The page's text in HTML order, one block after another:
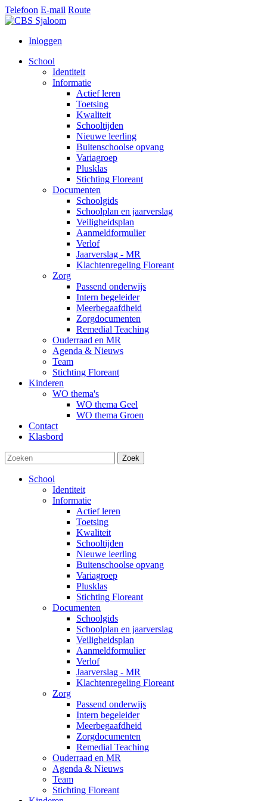
Telefoon E-mail Route
Inloggen
School
Identiteit
Informatie
Actief leren
Toetsing
Kwaliteit
Schooltijden
Nieuwe leerling
Buitenschoolse opvang
Variagroep
Plusklas
Stichting Floreant
Documenten
Schoolgids
Schoolplan en jaarverslag
Veiligheidsplan
Aanmeldformulier
Verlof
Jaarverslag - MR
Klachtenregeling Floreant
Zorg
Passend onderwijs
Intern begeleider
Meerbegaafdheid
Zorgdocumenten
Remedial Teaching
Ouderraad en MR
Agenda & Nieuws
Team
Stichting Floreant
Kinderen
WO thema's
WO thema Geel
WO thema Groen
Contact
Klasbord
Zoek
School
Identiteit
Informatie
Actief leren
Toetsing
Kwaliteit
Schooltijden
Nieuwe leerling
Buitenschoolse opvang
Variagroep
Plusklas
Stichting Floreant
Documenten
Schoolgids
Schoolplan en jaarverslag
Veiligheidsplan
Aanmeldformulier
Verlof
Jaarverslag - MR
Klachtenregeling Floreant
Zorg
Passend onderwijs
Intern begeleider
Meerbegaafdheid
Zorgdocumenten
Remedial Teaching
Ouderraad en MR
Agenda & Nieuws
Team
Stichting Floreant